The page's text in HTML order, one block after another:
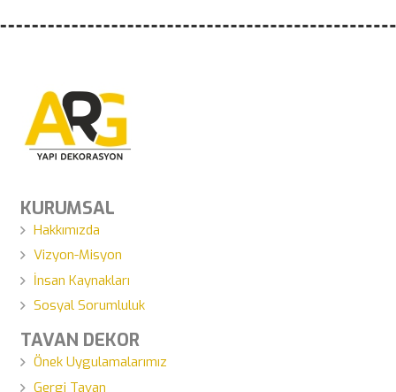
KURUMSAL
Hakkımızda
Vizyon-Misyon
İnsan Kaynakları
Sosyal Sorumluluk
TAVAN DEKOR
Önek Uygulamalarımız
Gergi Tavan